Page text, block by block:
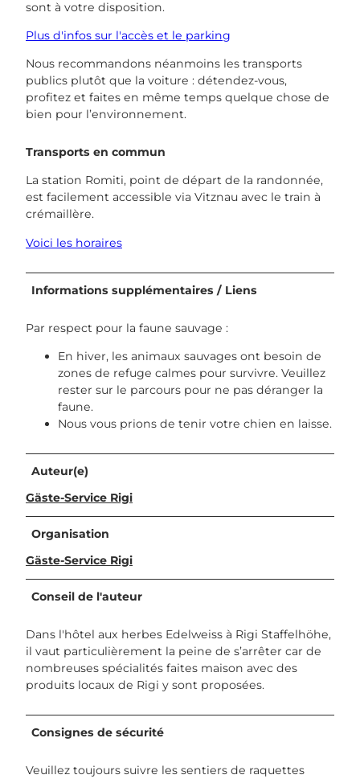
sont à votre disposition.
Plus d'infos sur l'accès et le parking
Nous recommandons néanmoins les transports
publics plutôt que la voiture : détendez-vous,
profitez et faites en même temps quelque chose de
bien pour l’environnement.
Transports en commun
La station Romiti, point de départ de la randonnée,
est facilement accessible via Vitznau avec le train à
crémaillère.
Voici les horaires
Informations supplémentaires / Liens
Par respect pour la faune sauvage :
En hiver, les animaux sauvages ont besoin de
zones de refuge calmes pour survivre. Veuillez
rester sur le parcours pour ne pas déranger la
faune.
Nous vous prions de tenir votre chien en laisse.
Auteur(e)
Gäste-Service Rigi
Organisation
Gäste-Service Rigi
Conseil de l'auteur
Dans l'hôtel aux herbes Edelweiss à Rigi Staffelhöhe,
il vaut particulièrement la peine de s’arrêter car de
nombreuses spécialités faites maison avec des
produits locaux de Rigi y sont proposées.
Consignes de sécurité
Veuillez toujours suivre les sentiers de raquettes